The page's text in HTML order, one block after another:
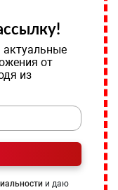
актуальные
от
из
и даю